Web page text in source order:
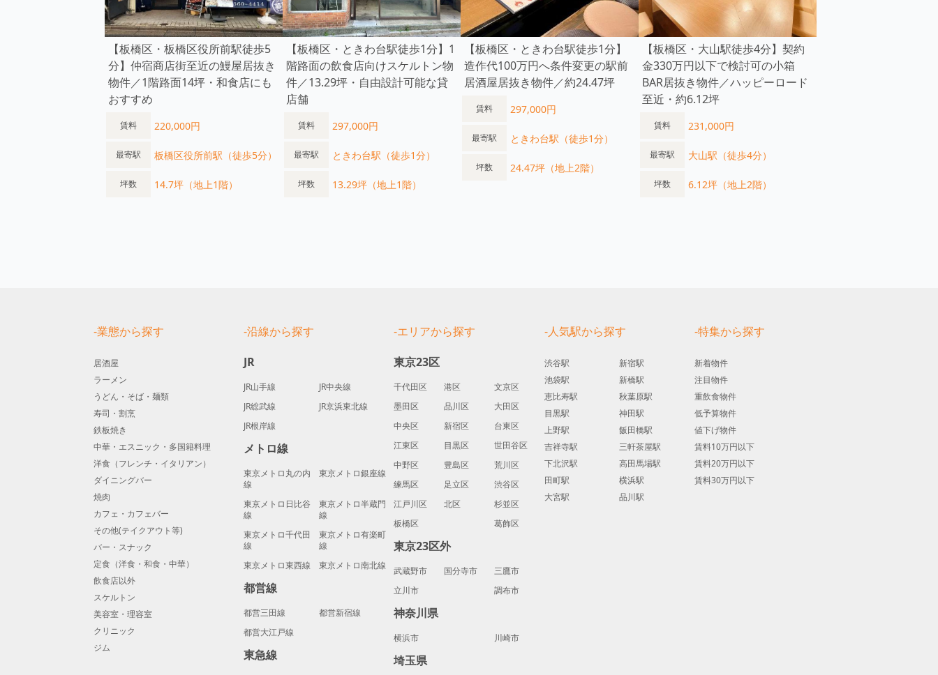
【板橋区・板橋区役所前駅徒歩5
分】仲宿商店街至近の鰻屋居抜き
物件／1階路面14坪・和食店にも
おすすめ
賃料 220,000円
最寄駅 板橋区役所前駅（徒歩5分）
坪数 14.7坪（地上1階）
【板橋区・ときわ台駅徒歩1分】1
階路面の飲食店向けスケルトン物
件／13.29坪・自由設計可能な貸
店舗
賃料 297,000円
最寄駅 ときわ台駅（徒歩1分）
坪数 13.29坪（地上1階）
【板橋区・ときわ台駅徒歩1分】
造作代100万円へ条件変更の駅前
居酒屋居抜き物件／約24.47坪
賃料 297,000円
最寄駅 ときわ台駅（徒歩1分）
坪数 24.47坪（地上2階）
【板橋区・大山駅徒歩4分】契約
金330万円以下で検討可の小箱
BAR居抜き物件／ハッピーロード
至近・約6.12坪
賃料 231,000円
最寄駅 大山駅（徒歩4分）
坪数 6.12坪（地上2階）
-業態から探す
居酒屋
ラーメン
うどん・そば・麺類
寿司・割烹
鉄板焼き
中華・エスニック・多国籍料理
洋食（フレンチ・イタリアン）
ダイニングバー
焼肉
カフェ・カフェバー
その他(テイクアウト等)
バー・スナック
定食（洋食・和食・中華）
飲食店以外
スケルトン
美容室・理容室
クリニック
ジム
-沿線から探す
JR
JR山手線
JR中央線
JR総武線
JR京浜東北線
JR根岸線
メトロ線
東京メトロ丸の内
線
東京メトロ銀座線
東京メトロ日比谷
線
東京メトロ半蔵門
線
東京メトロ千代田
線
東京メトロ有楽町
線
東京メトロ東西線
東京メトロ南北線
都営線
都営三田線
都営新宿線
都営大江戸線
東急線
-エリアから探す
東京23区
千代田区 港区
文京区
墨田区
品川区
大田区
中央区
新宿区
台東区
江東区
目黒区
世田谷区
中野区
豊島区
荒川区
練馬区
足立区
渋谷区
江戸川区
北区
杉並区
板橋区
葛飾区
東京23区外
武蔵野市 国分寺市
三鷹市
立川市
調布市
神奈川県
横浜市 川崎市
埼玉県
-人気駅から探す
渋谷駅
新宿駅
池袋駅
新橋駅
恵比寿駅
秋葉原駅
目黒駅
神田駅
上野駅
飯田橋駅
吉祥寺駅
三軒茶屋駅
下北沢駅
高田馬場駅
田町駅
横浜駅
大宮駅
品川駅
-特集から探す
新着物件
注目物件
重飲食物件
低予算物件
値下げ物件
賃料10万円以下
賃料20万円以下
賃料30万円以下